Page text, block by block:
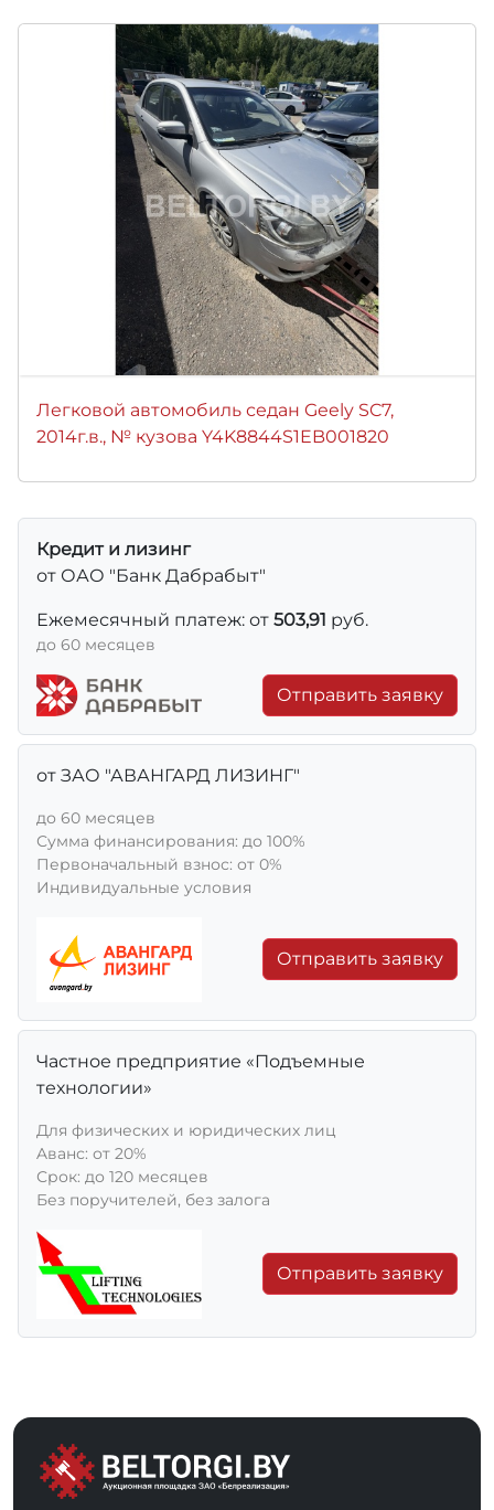
Легковой автомобиль седан Geely SC7,
2014г.в., № кузова Y4K8844S1EB001820
Кредит и лизинг
от ОАО "Банк Дабрабыт"
Ежемесячный платеж: от 503,91 руб.
до 60 месяцев
Отправить заявку
от ЗАО "АВАНГАРД ЛИЗИНГ"
до 60 месяцев
Сумма финансирования: до 100%
Первоначальный взнос: от 0%
Индивидуальные условия
Отправить заявку
Частное предприятие «Подъемные
технологии»
Для физических и юридических лиц
Aванс: от 20%
Срок: до 120 месяцев
Без поручителей, без залога
Отправить заявку